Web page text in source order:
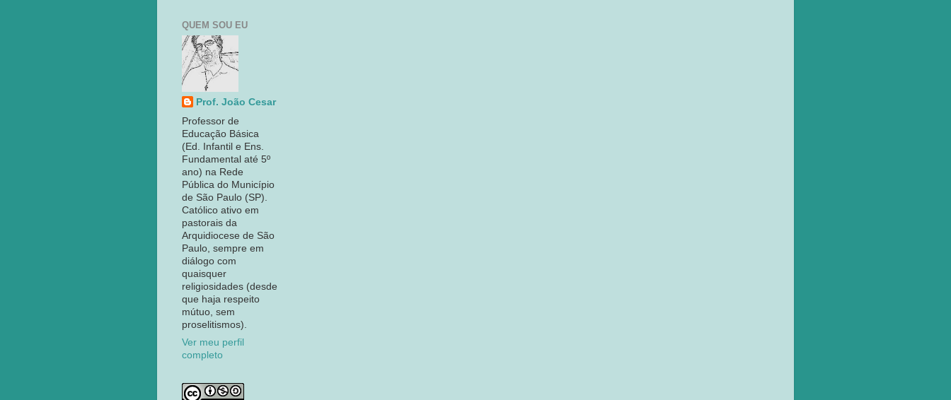
QUEM SOU EU
Prof. João Cesar
Professor de
Educação Básica
(Ed. Infantil e Ens.
Fundamental até 5º
ano) na Rede
Pública do Município
de São Paulo (SP).
Católico ativo em
pastorais da
Arquidiocese de São
Paulo, sempre em
diálogo com
quaisquer
religiosidades (desde
que haja respeito
mútuo, sem
proselitismos).
Ver meu perfil
completo